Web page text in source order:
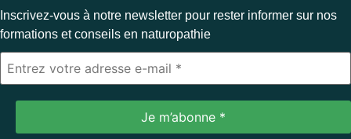
Inscrivez-vous à notre newsletter pour rester informer sur nos
formations et conseils en naturopathie